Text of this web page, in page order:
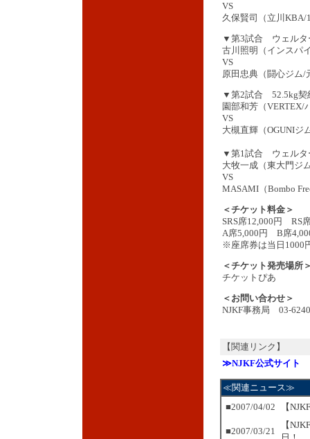
VS
久保賢司（立川KBA/
▼第3試合 ウェル
古川照明（インスパ
VS
原田忠典（闘心ジム/
▼第2試合 52.5kg
園部和芳（VERTEX/
VS
大槻直輝（OGUNIジ
▼第1試合 ウェル
大牧一成（東大門ジ
VS
MASAMI（Bombo
＜チケット料金＞
SRS席12,000円 RS
A席5,000円 B席
※座席券は当日1000
＜チケット発売場所
チケットぴあ
＜お問い合わせ＞
NJKF事務局 03-
【関連リンク】
≫NJKF公式サイト
≪関連ニュース≫
■2007/04/02 【
■2007/03/21
【